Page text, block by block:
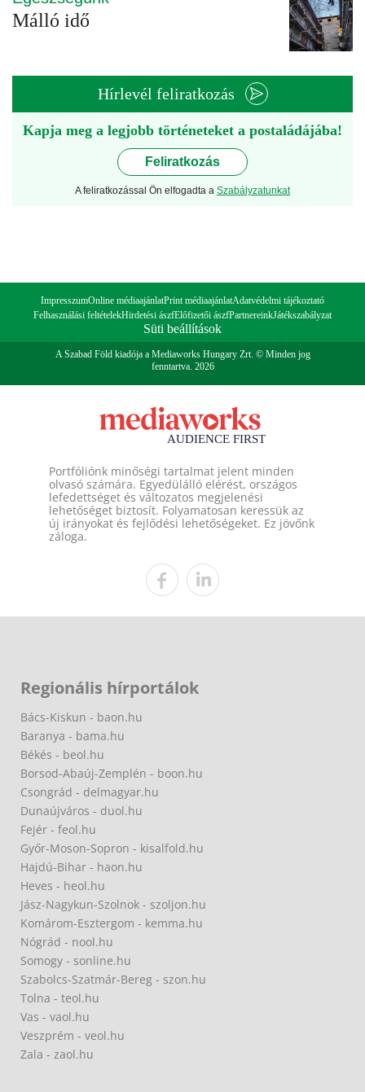
Málló idő
Hírlevél feliratkozás
Kapja meg a legjobb történeteket a postaládájába!
Feliratkozás
A feliratkozással Ön elfogadta a Szabályzatunkat
ImpresszumOnline médiaajánlatPrint médiaajánlatAdatvédelmi tájékoztató
Felhasználási feltételekHirdetési ászfElőfizetői ászfPartnereinkJátékszabályzat
Süti beállítások
A Szabad Föld kiadója a Mediaworks Hungary Zrt. © Minden jog
fenntartva. 2026
Portfóliónk minőségi tartalmat jelent minden
olvasó számára. Egyedülálló elérést, országos
lefedettséget és változatos megjelenési
lehetőséget biztosít. Folyamatosan keressük az
új irányokat és fejlődési lehetőségeket. Ez jövőnk
záloga.
Regionális hírportálok
Bács-Kiskun - baon.hu
Baranya - bama.hu
Békés - beol.hu
Borsod-Abaúj-Zemplén - boon.hu
Csongrád - delmagyar.hu
Dunaújváros - duol.hu
Fejér - feol.hu
Győr-Moson-Sopron - kisalfold.hu
Hajdú-Bihar - haon.hu
Heves - heol.hu
Jász-Nagykun-Szolnok - szoljon.hu
Komárom-Esztergom - kemma.hu
Nógrád - nool.hu
Somogy - sonline.hu
Szabolcs-Szatmár-Bereg - szon.hu
Tolna - teol.hu
Vas - vaol.hu
Veszprém - veol.hu
Zala - zaol.hu